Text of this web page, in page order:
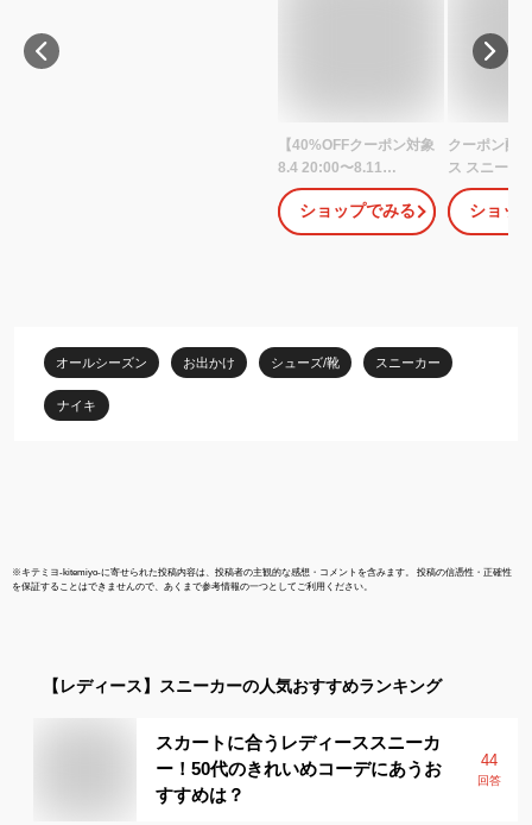
【40%OFFクーポン対象
8.4 20:00〜8.11
01:59】ナイキ ウィメン
ズ RYZ 365 II NIKE レデ
ィース シューズ スニー
SU25 ライフスタイルシ
ューズ
ショップでみる
クーポン配
ス スニーカ
ス ハイカッ
ト オールス
ラフスポッ
歩きやすい
カジュアル
ショッ
オールシーズン お出かけ シューズ/靴 スニーカー
ナイキ
※キテミヨ-kitemiyo-に寄せられた投稿内容は、投稿者の主観的な感想・コメントを含みます。 投稿の信憑性・正確性
を保証することはできませんので、あくまで参考情報の一つとしてご利用ください。
【レディース】 スニーカーの人気おすすめランキング
スカートに合うレディーススニーカ
ー！50代のきれいめコーデにあうお
すすめは？
44
回答